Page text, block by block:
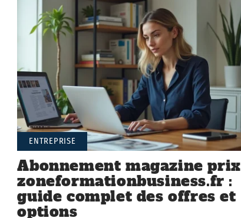
ENTREPRISE
Abonnement magazine prix
zoneformationbusiness.fr :
guide complet des offres et
options